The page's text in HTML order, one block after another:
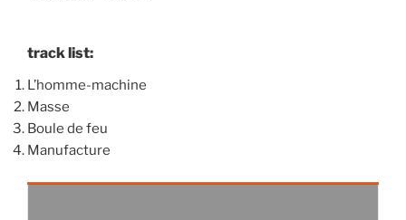
track list:
L’homme-machine
Masse
Boule de feu
Manufacture